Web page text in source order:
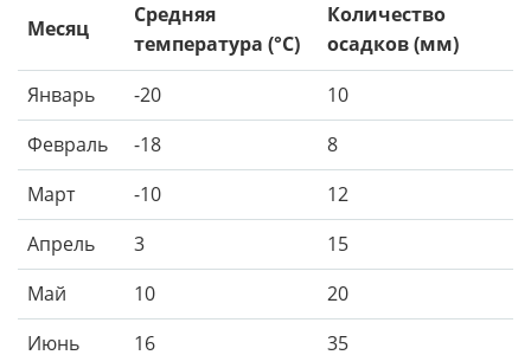
Месяц
Средняя
температура (°C)
Количество
осадков (мм)
Январь
-20
10
Февраль
-18
8
Март
-10
12
Апрель
3
15
Май
10
20
Июнь
16
35